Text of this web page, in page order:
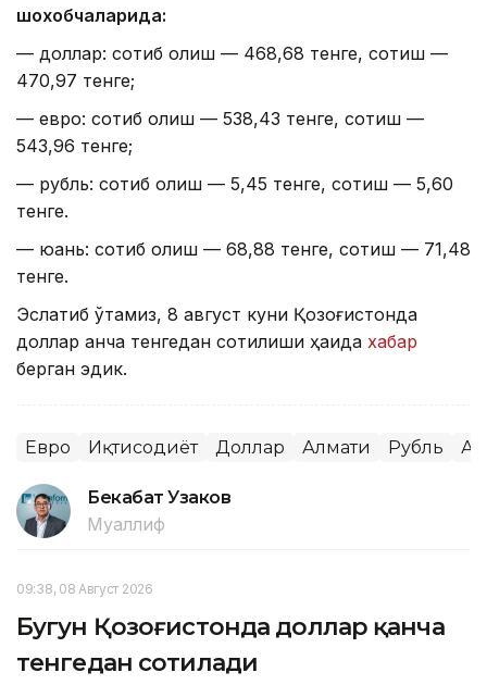
шохобчаларида:
— доллар: сотиб олиш — 468,68 тенге, сотиш —
470,97 тенге;
— евро: сотиб олиш — 538,43 тенге, сотиш —
543,96 тенге;
— рубль: сотиб олиш — 5,45 тенге, сотиш — 5,60
тенге.
— юань: сотиб олиш — 68,88 тенге, сотиш — 71,48
тенге.
Эслатиб ўтамиз, 8 август куни Қозоғистонда
доллар қанча тенгедан сотилиши ҳақида хабар
берган эдик.
Евро Иқтисодиёт Доллар Алмати Рубль
Бекабат Узаков
Муаллиф
09:38, 08 Август 2026
Бугун Қозоғистонда доллар қанча
тенгедан сотилади